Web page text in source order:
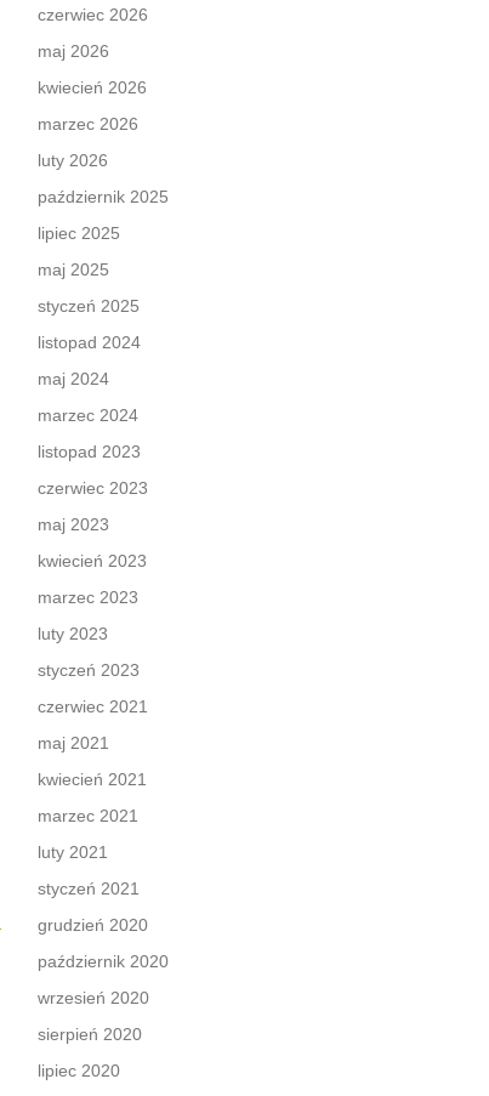
czerwiec 2026
maj 2026
kwiecień 2026
marzec 2026
luty 2026
październik 2025
lipiec 2025
maj 2025
styczeń 2025
listopad 2024
maj 2024
marzec 2024
listopad 2023
czerwiec 2023
maj 2023
kwiecień 2023
marzec 2023
luty 2023
styczeń 2023
czerwiec 2021
maj 2021
kwiecień 2021
marzec 2021
luty 2021
styczeń 2021
grudzień 2020
październik 2020
wrzesień 2020
sierpień 2020
lipiec 2020